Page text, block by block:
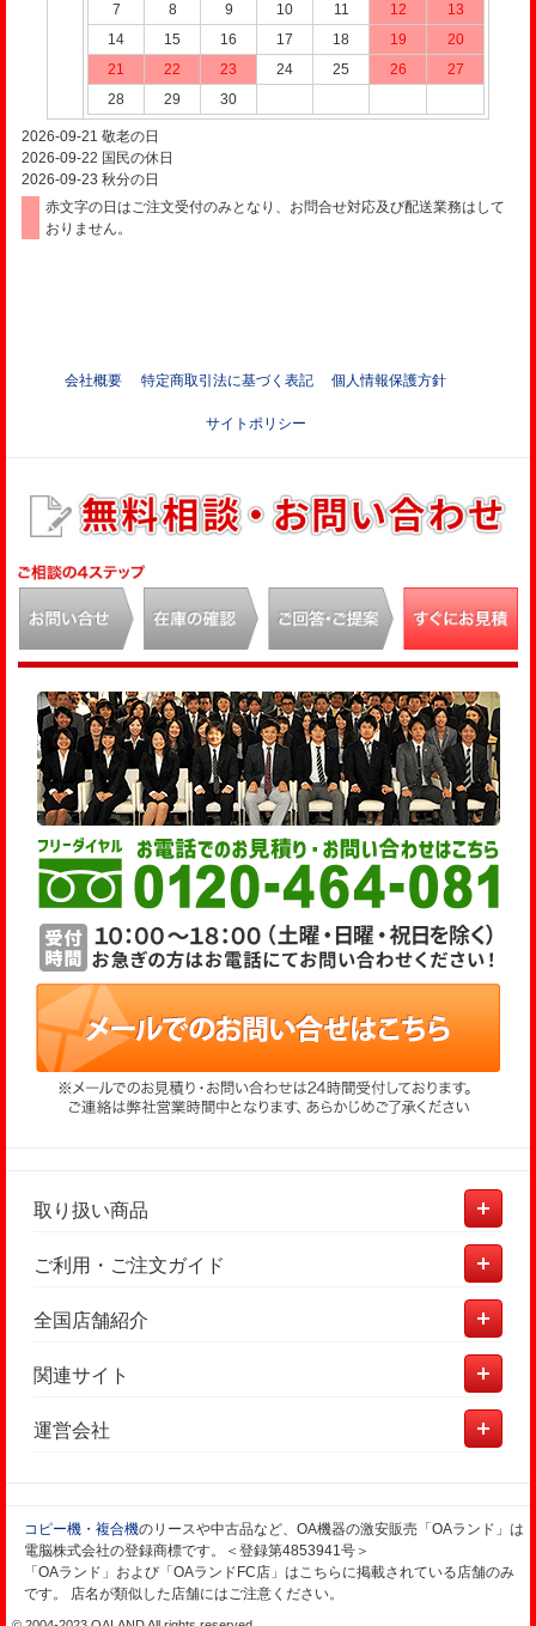
7
8 9 10 11 12
13
14
15 16 17 18 19
20
21
22 23 24 25 26
27
28
29 30
2026-09-21 敬老の日
2026-09-22 国民の休日
2026-09-23 秋分の日
赤文字の日はご注文受付のみとなり、お問合せ対応及び配送業務はして
おりません。
会社概要 特定商取引法に基づく表記 個人情報保護方針
サイトポリシー
取り扱い商品
ご利用・ご注文ガイド
全国店舗紹介
関連サイト
運営会社
コピー機・複合機のリースや中古品など、OA機器の激安販売「OAランド」は
電脳株式会社の登録商標です。＜登録第4853941号＞
「OAランド」および「OAランドFC店」はこちらに掲載されている店舗のみ
です。 店名が類似した店舗にはご注意ください。